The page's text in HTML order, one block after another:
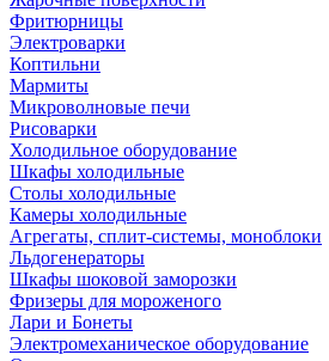
Фритюрницы
Электроварки
Коптильни
Мармиты
Микроволновые печи
Рисоварки
Холодильное оборудование
Шкафы холодильные
Столы холодильные
Камеры холодильные
Агрегаты, сплит-системы, моноблоки
Льдогенераторы
Шкафы шоковой заморозки
Фризеры для мороженого
Лари и Бонеты
Электромеханическое оборудование